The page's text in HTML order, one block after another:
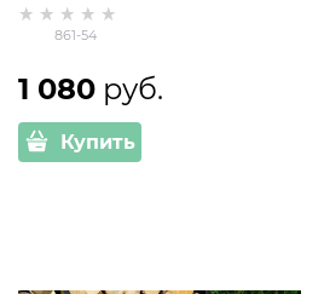
861-54
1 080 руб.
Купить